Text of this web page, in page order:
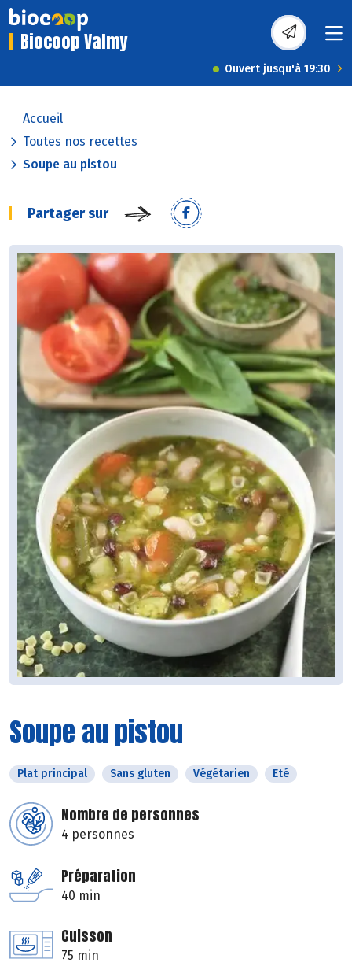
Biocoop Valmy
Ouvert jusqu'à 19:30
Accueil
Toutes nos recettes
Soupe au pistou
Partager sur
Soupe au pistou
Plat principal Sans gluten Végétarien Eté
Nombre de personnes
4 personnes
Préparation
40 min
Cuisson
75 min